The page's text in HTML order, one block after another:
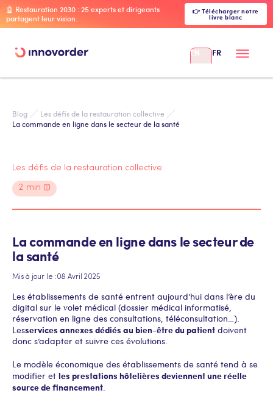
🤖 Restauration 2030 : 25 experts et dirigeants
partagent leur vision.
👉 Télécharger notre
livre blanc
EN FR
Blog
Les défis de la restauration collective
La commande en ligne dans le secteur de la santé
Les défis de la restauration collective
2 min
La commande en ligne dans le secteur de
la santé
Mis à jour le :08 Avril 2025
Les établissements de santé entrent aujourd’hui dans l’ère du
digital sur le volet médical (dossier médical informatisé,
réservation en ligne des consultations, téléconsultation…).
Lesservices annexes dédiés au bien-être du patient doivent
donc s’adapter et suivre ces évolutions.
Le modèle économique des établissements de santé tend à se
modifier et les prestations hôtelières deviennent une réelle
source de financement.